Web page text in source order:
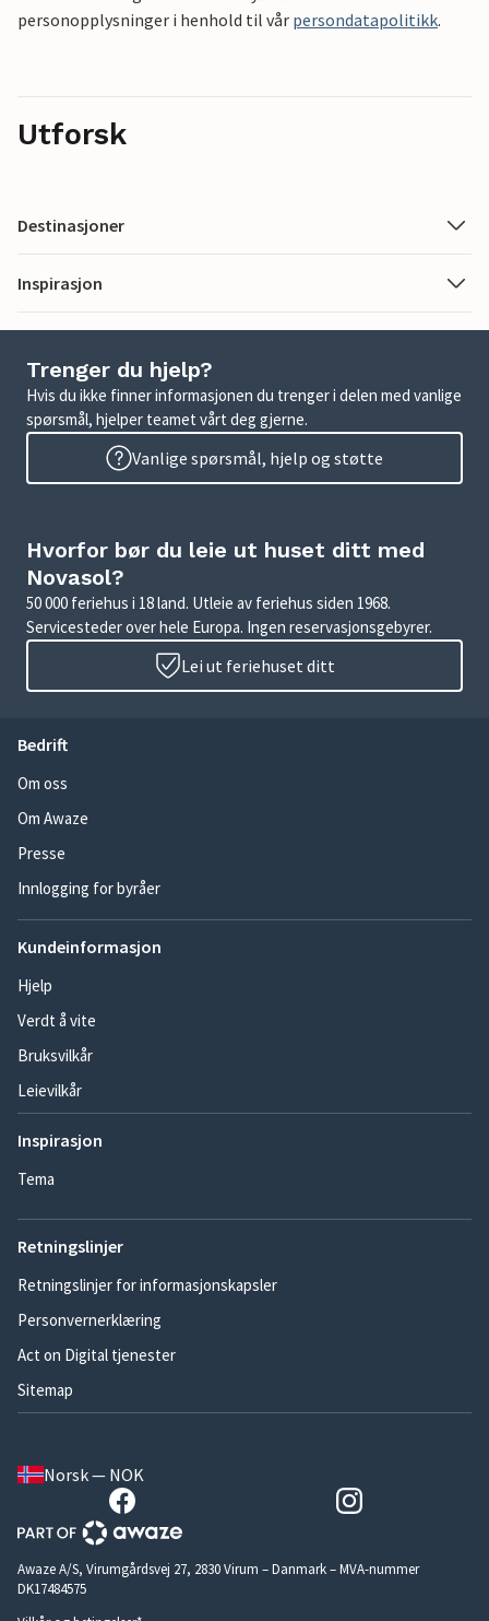
personopplysninger i henhold til vår persondatapolitikk.
Utforsk
Destinasjoner
Inspirasjon
Trenger du hjelp?
Hvis du ikke finner informasjonen du trenger i delen med vanlige
spørsmål, hjelper teamet vårt deg gjerne.
Vanlige spørsmål, hjelp og støtte
Hvorfor bør du leie ut huset ditt med
Novasol?
50 000 feriehus i 18 land. Utleie av feriehus siden 1968.
Servicesteder over hele Europa. Ingen reservasjonsgebyrer.
Lei ut feriehuset ditt
Bedrift
Om oss
Om Awaze
Presse
Innlogging for byråer
Kundeinformasjon
Hjelp
Verdt å vite
Bruksvilkår
Leievilkår
Inspirasjon
Tema
Retningslinjer
Retningslinjer for informasjonskapsler
Personvernerklæring
Act on Digital tjenester
Sitemap
Norsk — NOK
Awaze A/S, Virumgårdsvej 27, 2830 Virum – Danmark – MVA-nummer
DK17484575